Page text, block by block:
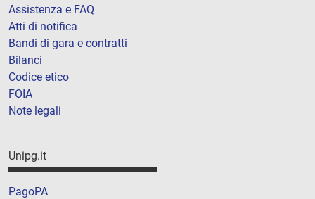
Assistenza e FAQ
Atti di notifica
Bandi di gara e contratti
Bilanci
Codice etico
FOIA
Note legali
Unipg.it
PagoPA